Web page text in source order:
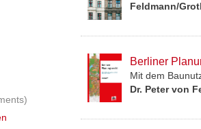
Feldmann/
Berliner
Mit dem
Dr. Peter von